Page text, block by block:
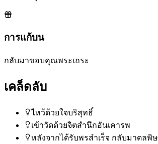
การแก้บน
กลับมาขอบคุณพระเถระ
เคล็ดลับ
ไหว้ด้วยใจบริสุทธิ์
เข้าวัดด้วยจิตสำนึกอันเคารพ
หลังจากได้รับพรสำเร็จ กลับมาดลพิษ